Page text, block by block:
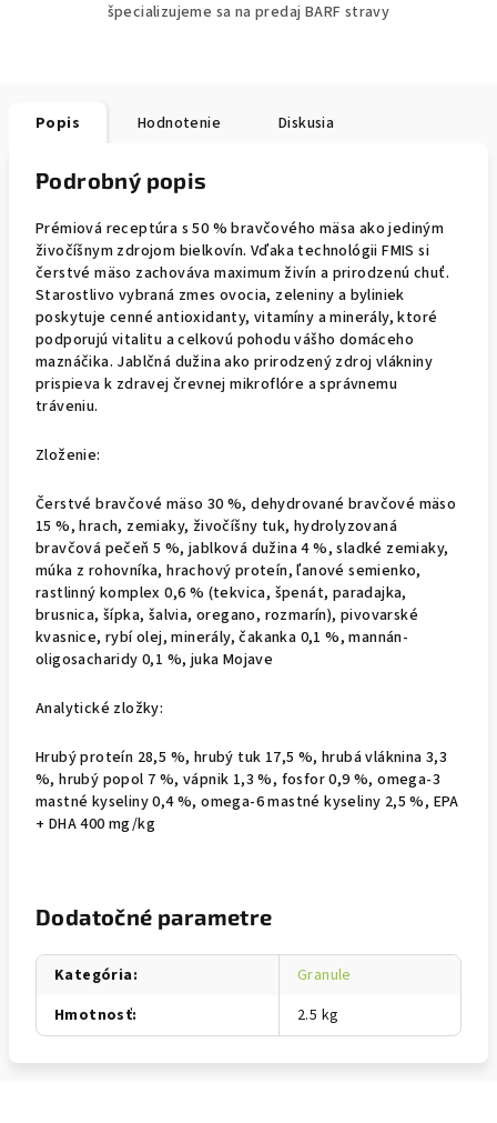
špecializujeme sa na predaj BARF stravy
Popis Hodnotenie Diskusia
Podrobný popis
Prémiová receptúra s 50 % bravčového mäsa ako jediným
živočíšnym zdrojom bielkovín. Vďaka technológii FMIS si
čerstvé mäso zachováva maximum živín a prirodzenú chuť.
Starostlivo vybraná zmes ovocia, zeleniny a byliniek
poskytuje cenné antioxidanty, vitamíny a minerály, ktoré
podporujú vitalitu a celkovú pohodu vášho domáceho
maznáčika. Jablčná dužina ako prirodzený zdroj vlákniny
prispieva k zdravej črevnej mikroflóre a správnemu
tráveniu.
Zloženie:
Čerstvé bravčové mäso 30 %, dehydrované bravčové mäso
15 %, hrach, zemiaky, živočíšny tuk, hydrolyzovaná
bravčová pečeň 5 %, jablková dužina 4 %, sladké zemiaky,
múka z rohovníka, hrachový proteín, ľanové semienko,
rastlinný komplex 0,6 % (tekvica, špenát, paradajka,
brusnica, šípka, šalvia, oregano, rozmarín), pivovarské
kvasnice, rybí olej, minerály, čakanka 0,1 %, mannán-
oligosacharidy 0,1 %, juka Mojave
Analytické zložky:
Hrubý proteín 28,5 %, hrubý tuk 17,5 %, hrubá vláknina 3,3
%, hrubý popol 7 %, vápnik 1,3 %, fosfor 0,9 %, omega-3
mastné kyseliny 0,4 %, omega-6 mastné kyseliny 2,5 %, EPA
+ DHA 400 mg/kg
Dodatočné parametre
Kategória:
Granule
Hmotnosť: 2.5 kg